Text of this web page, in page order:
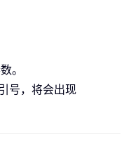
。
号，将会出现